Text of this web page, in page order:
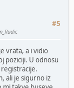
#5
vrata, a i vidio
poziciji. U odnosu
ali je sigurno iz